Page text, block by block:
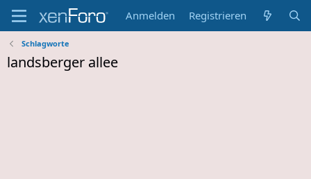
Anmelden Registrieren
Schlagworte
landsberger allee